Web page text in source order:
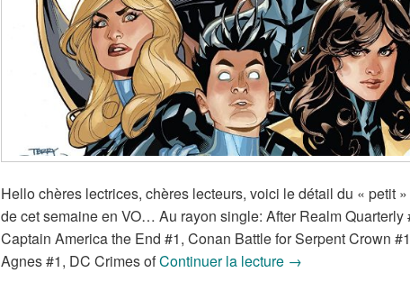
Hello chères lectrices, chères lecteurs, voici le détail du « petit
de cet semaine en VO… Au rayon single: After Realm Quarterly
Captain America the End #1, Conan Battle for Serpent Crown
Agnes #1, DC Crimes ofContinuer la lecture Sortie des comics
→